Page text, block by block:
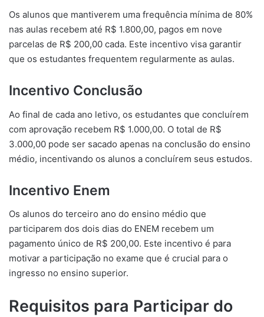
Os alunos que mantiverem uma frequência mínima de 80%
nas aulas recebem até R$ 1.800,00, pagos em nove
parcelas de R$ 200,00 cada. Este incentivo visa garantir
que os estudantes frequentem regularmente as aulas.
Incentivo Conclusão
Ao final de cada ano letivo, os estudantes que concluírem
com aprovação recebem R$ 1.000,00. O total de R$
3.000,00 pode ser sacado apenas na conclusão do ensino
médio, incentivando os alunos a concluírem seus estudos.
Incentivo Enem
Os alunos do terceiro ano do ensino médio que
participarem dos dois dias do ENEM recebem um
pagamento único de R$ 200,00. Este incentivo é para
motivar a participação no exame que é crucial para o
ingresso no ensino superior.
Requisitos para Participar do